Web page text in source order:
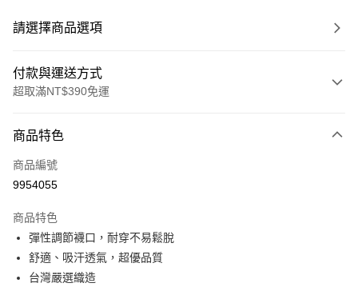
請選擇商品選項
付款與運送方式
超取滿NT$390免運
POYA支付
信用卡一次付款
LINE Pay
Apple Pay
商品特色
商品編號
9954055
商品特色
彈性調節襪口，耐穿不易鬆脫
舒適、吸汗透氣，超優品質
台灣嚴選織造